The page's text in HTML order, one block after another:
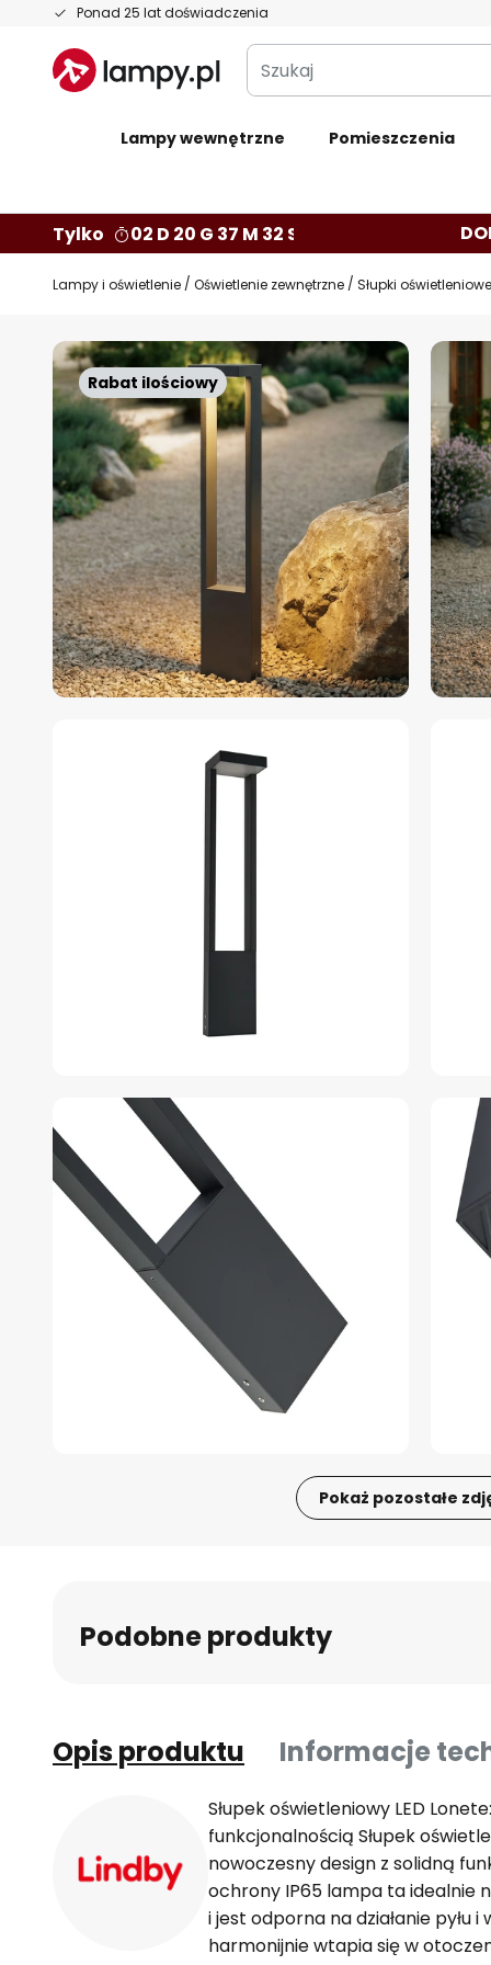
Ponad 25 lat doświadczenia
Przejdź
treści
Szukaj
Lampy wewnętrzne Pomieszczenia
Tylko 02 D 20 G 37 M 31 S
Lampy i oświetlenie Oświetlenie zewnętrzne Słupki oświetleniowe
Rabat ilościowy
Przejdź
na
koniec
galerii
Pokaż pozostałe
Podobne produkty
Opis produktu Informacje
Słupek oświetleniowy LED
funkcjonalnością Słupek
nowoczesny design z solidną
ochrony IP65 lampa ta idealnie
i jest odporna na działanie pyłu
harmonijnie wtapia się w